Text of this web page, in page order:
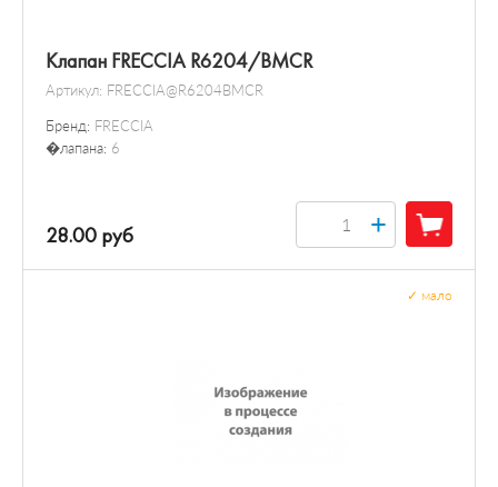
Клапан FRECCIA R6204/BMCR
Артикул: FRECCIA@R6204BMCR
Бренд: FRECCIA
�лапана: 6
28.00 руб +
мало